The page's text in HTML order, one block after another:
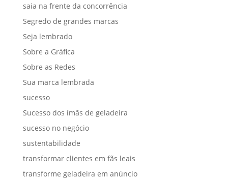
saia na frente da concorrência
Segredo de grandes marcas
Seja lembrado
Sobre a Gráfica
Sobre as Redes
Sua marca lembrada
sucesso
Sucesso dos ímãs de geladeira
sucesso no negócio
sustentabilidade
transformar clientes em fãs leais
transforme geladeira em anúncio